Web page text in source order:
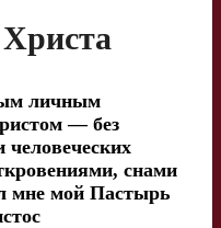
личным
— без
человеческих
снами
мне мой Пастырь